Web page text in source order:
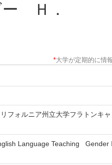
Ｈ．
*大学が定期的に情
フォルニア州立大学フラトンキ
Language Teaching Gender